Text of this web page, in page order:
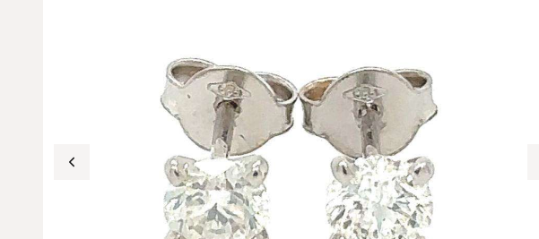
INVESTIMENTO E
BELLEZZA
INVESTIMENTO & ASTE
DIAMANTI DA
INVESTIMENTO
Pietre certificate GIA / IGI
ROLEX DA
INVESTIMENTO
Daytona, Submariner, GMT